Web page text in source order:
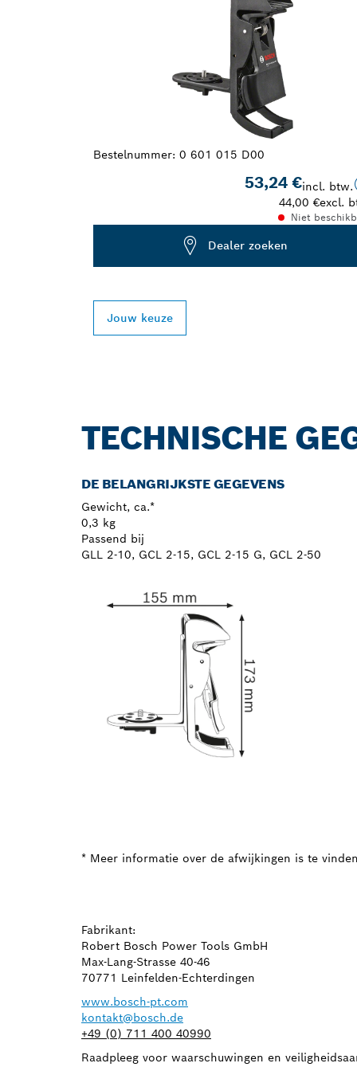
Bestelnummer: 0 601 015 D00
53,24 €incl. btw.
44,00 €excl.
Niet
Dealer zoeken
Jouw keuze
TECHNISCHE
DE BELANGRIJKSTE GEGEVENS
Gewicht, ca.*
0,3 kg
Passend bij
GLL 2-10, GCL 2-15, GCL 2-15 G, GCL 2-50
* Meer informatie over de afwijkingen is te
Fabrikant:
Robert Bosch Power Tools GmbH
Max-Lang-Strasse 40-46
70771 Leinfelden-Echterdingen
www.bosch-pt.com
kontakt@bosch.de
+49 (0) 711 400 40990
Raadpleeg voor waarschuwingen en